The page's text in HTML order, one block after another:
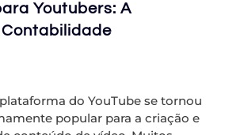
Youtubers: A
do YouTube se tornou
popular para a criação e